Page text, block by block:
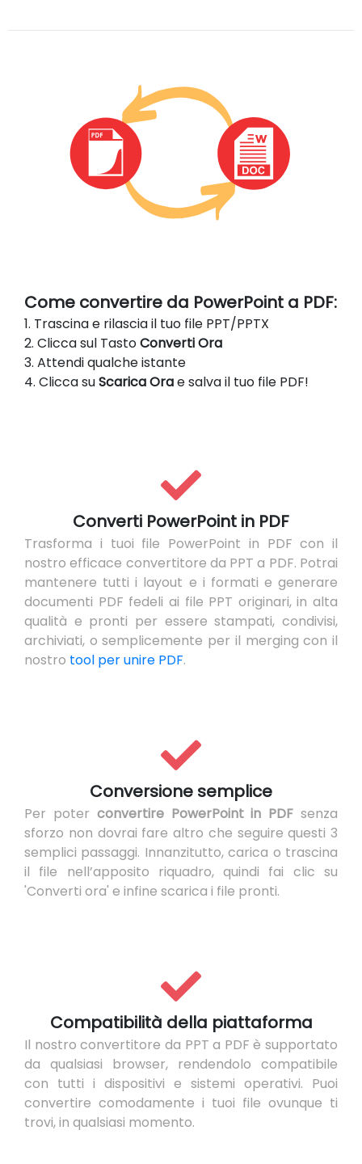
Come convertire da PowerPoint a PDF:
1. Trascina e rilascia il tuo file PPT/PPTX
2. Clicca sul TastoConverti Ora
3. Attendi qualche istante
4. Clicca suScarica Orae salva il tuo file PDF!
Converti PowerPoint in PDF
Trasforma i tuoi file PowerPoint in PDF con il
nostro efficace convertitore da PPT a PDF. Potrai
mantenere tutti i layout e i formati e generare
documenti PDF fedeli ai file PPT originari, in alta
qualità e pronti per essere stampati, condivisi,
archiviati, o semplicemente per il merging con il
nostro tool per unire PDF.
Conversione semplice
Per poter convertire PowerPoint in PDF senza
sforzo non dovrai fare altro che seguire questi 3
semplici passaggi. Innanzitutto, carica o trascina
il file nell’apposito riquadro, quindi fai clic su
'Converti ora' e infine scarica i file pronti.
Compatibilità della piattaforma
Il nostro convertitore da PPT a PDF è supportato
da qualsiasi browser, rendendolo compatibile
con tutti i dispositivi e sistemi operativi. Puoi
convertire comodamente i tuoi file ovunque ti
trovi, in qualsiasi momento.